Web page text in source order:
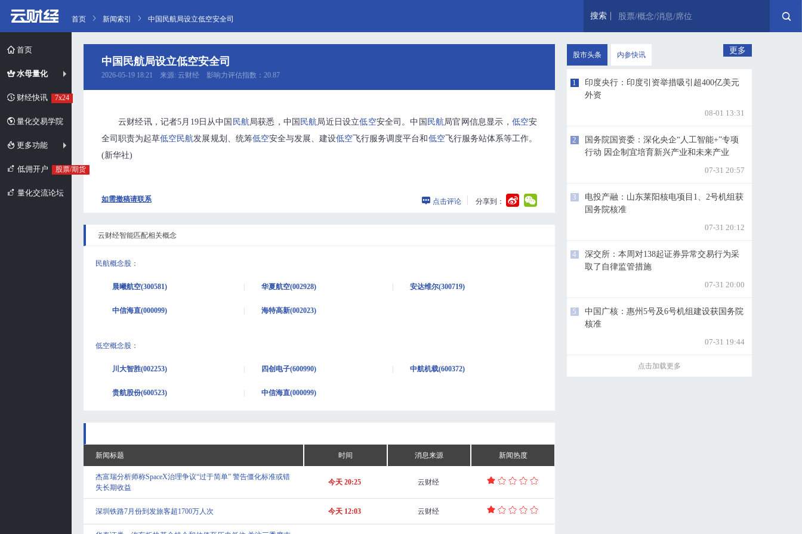
首页
水母量化
财经快讯 7x24
量化交易学院
更多功能
低佣开户 股票/期货
量化交流论坛
首页 新闻索引 中国民航局设立低空安全司 搜索 股票/概念/消息/席位
中国民航局设立低空安全司
2026-05-19 18:21 来源: 云财经 影响力评估指数：20.87
云财经讯，记者5月19日从中国 民航 局获悉，中国 民航 局近日设立低空安全司。中国 民航 局官网信息显示， 低空安
全司职责为起草低空民航发展规划、统筹低空安全与发展、建设低空 飞行服务调度平台和 低空飞行服务站体系等工作。
(新华社)
如需撤稿请联系 点击评论 分享到：
云财经智能匹配相关概念
民航概念股 ：
晨曦航空(300581) 华夏航空(002928) 安达维尔(300719)
中信海直(000099) 海特高新(002023)
低空概念股 ：
川大智胜(002253) 四创电子(600990) 中航机载(600372)
贵航股份(600523) 中信海直(000099)
新闻标题 时间 消息来源 新闻热度
杰富瑞分析师称SpaceX治理争议“过于简单” 警告僵化标准或错
失长期收益
今天 20:25 云财经
深圳铁路7月份到发旅客超1700万人次 今天 12:03 云财经
股市头条 内参快讯 更多
1
印度央行：印度引资举措吸引超400亿美元
外资
08-01 13:31
2
国务院国资委：深化央企“人工智能+”专项
行动 因企制宜培育新兴产业和未来产业
07-31 20:57
3
电投产融：山东莱阳核电项目1、2号机组获
国务院核准
07-31 20:12
4
深交所：本周对138起证券异常交易行为采
取了自律监管措施
07-31 20:00
5
中国广核：惠州5号及6号机组建设获国务院
核准
07-31 19:44
点击加载更多